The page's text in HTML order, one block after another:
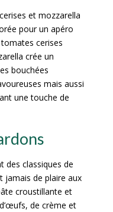
et mozzarella
pour un apéro
cerises
crée un
bouchées
mais aussi
une touche de
des classiques de
jamais de plaire aux
croustillante et
de crème et